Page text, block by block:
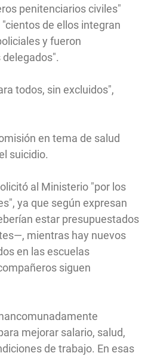
penitenciarios civiles"
de ellos integran
y fueron
todos, sin excluidos",
en tema de salud
suicidio.
al Ministerio "por los
ya que según expresan
estar presupuestados
mientras hay nuevos
en las escuelas
siguen
mejorar salario, salud,
de trabajo. En esas